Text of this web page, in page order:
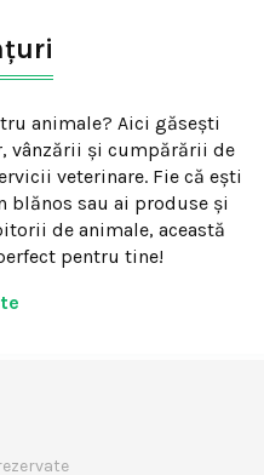
animale? Aici găsești
vânzării și cumpărării de
veterinare. Fie că ești
blănos sau ai produse și
de animale, această
pentru tine!